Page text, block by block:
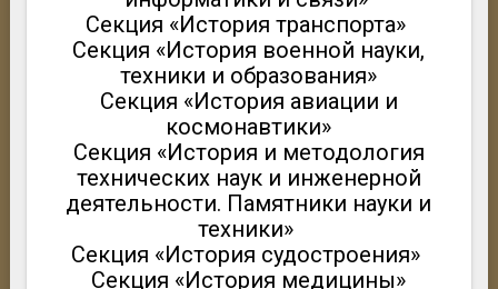
Секция «История транспорта»
Секция «История военной науки,
техники и образования»
Секция «История авиации и
космонавтики»
Секция «История и методология
технических наук и инженерной
деятельности. Памятники науки и
техники»
Секция «История судостроения»
Секция «История медицины»